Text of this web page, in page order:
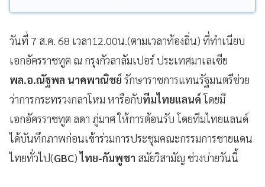
วันที่ 7 ส.ค. 68 เวลา12.00น.(ตามเวลาท้องถิ่น) ที่ทำเนียบ
เอกอัครราชทูต ณ กรุงกัวลาลัมเปอร์ ประเทศมาเลเซีย
พล.อ.ณัฐพล นาคพาณิชย์ รักษาราชการแทนรัฐมนตรีช่วย
ว่าการกระทรวงกลาโหม หารือกับทีมไทยแลนด์โดยมี
เอกอัครราชทูต ลดา ภู่มาศ ให้การต้อนรับ โดยทีมไทยแลนด์
ได้บันทึกภาพก่อนเข้าร่วมการประชุมคณะกรรมการชายแดน
ไทยทั่วไป(GBC)ไทย-กัมพูชา สมัยวิสามัญ ช่วงบ่ายวันนี้